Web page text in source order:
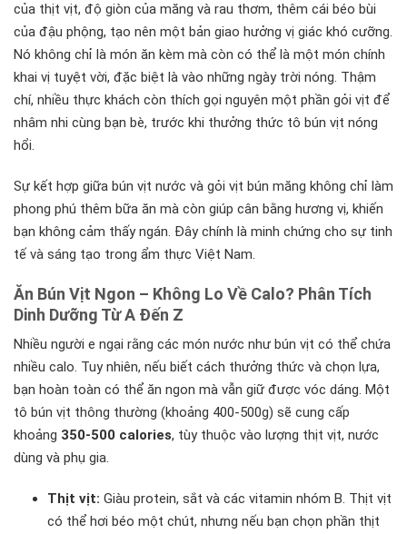
của thịt vịt, độ giòn của măng và rau thơm, thêm cái béo bùi
của đậu phộng, tạo nên một bản giao hưởng vị giác khó cưỡng.
Nó không chỉ là món ăn kèm mà còn có thể là một món chính
khai vị tuyệt vời, đặc biệt là vào những ngày trời nóng. Thậm
chí, nhiều thực khách còn thích gọi nguyên một phần gỏi vịt để
nhâm nhi cùng bạn bè, trước khi thưởng thức tô bún vịt nóng
hổi.
Sự kết hợp giữa bún vịt nước và gỏi vịt bún măng không chỉ làm
phong phú thêm bữa ăn mà còn giúp cân bằng hương vị, khiến
bạn không cảm thấy ngán. Đây chính là minh chứng cho sự tinh
tế và sáng tạo trong ẩm thực Việt Nam.
Ăn Bún Vịt Ngon – Không Lo Về Calo? Phân Tích
Dinh Dưỡng Từ A Đến Z
Nhiều người e ngại rằng các món nước như bún vịt có thể chứa
nhiều calo. Tuy nhiên, nếu biết cách thưởng thức và chọn lựa,
bạn hoàn toàn có thể ăn ngon mà vẫn giữ được vóc dáng. Một
tô bún vịt thông thường (khoảng 400-500g) sẽ cung cấp
khoảng 350-500 calories, tùy thuộc vào lượng thịt vịt, nước
dùng và phụ gia.
Thịt vịt: Giàu protein, sắt và các vitamin nhóm B. Thịt vịt
có thể hơi béo một chút, nhưng nếu bạn chọn phần thịt